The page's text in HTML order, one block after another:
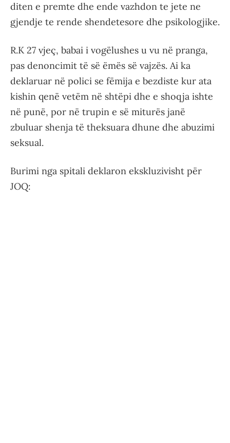
diten e premte dhe ende vazhdon te jete ne
gjendje te rende shendetesore dhe psikologjike.
R.K 27 vjeç, babai i vogëlushes u vu në pranga,
pas denoncimit të së ëmës së vajzës. Ai ka
deklaruar në polici se fëmija e bezdiste kur ata
kishin qenë vetëm në shtëpi dhe e shoqja ishte
në punë, por në trupin e së miturës janë
zbuluar shenja të theksuara dhune dhe abuzimi
seksual.
Burimi nga spitali deklaron ekskluzivisht për
JOQ: